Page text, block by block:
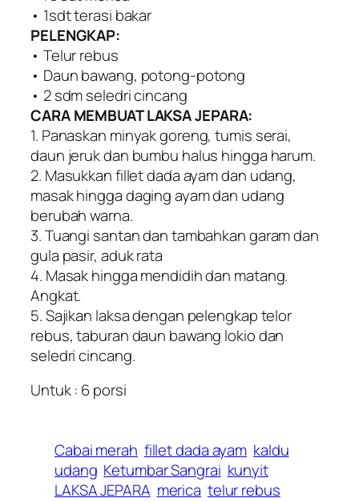
• 1sdt terasi bakar
PELENGKAP:
• Telur rebus
• Daun bawang, potong-potong
• 2 sdm seledri cincang
CARA MEMBUAT LAKSA JEPARA:
1. Panaskan minyak goreng, tumis serai,
daun jeruk dan bumbu halus hingga harum.
2. Masukkan fillet dada ayam dan udang,
masak hingga daging ayam dan udang
berubah warna.
3. Tuangi santan dan tambahkan garam dan
gula pasir, aduk rata
4. Masak hingga mendidih dan matang.
Angkat.
5. Sajikan laksa dengan pelengkap telor
rebus, taburan daun bawang lokio dan
seledri cincang.
Untuk : 6 porsi
Cabai merah fillet dada ayam kaldu
udang Ketumbar Sangrai kunyit
LAKSA JEPARA merica telur rebus